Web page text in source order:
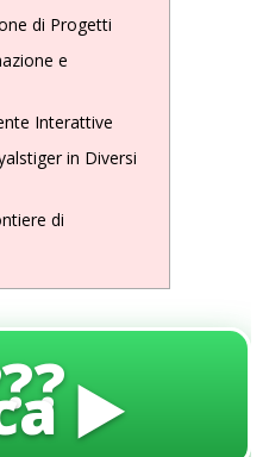
di Progetti
e
Interattive
in Diversi
di
▶️